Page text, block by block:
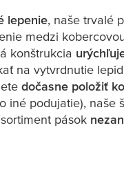
lepenie, naše trvalé
medzi
konštrukcia
na vytvrdnutie
dočasne položiť
iné podujatie), naše
pások